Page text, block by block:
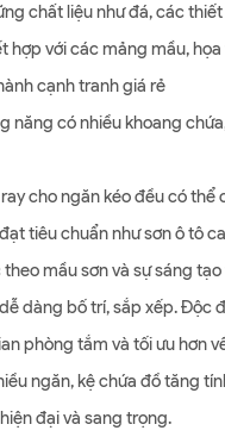
chất liệu như đá, các
hợp với các mảng mầu,
cạnh tranh giá rẻ
năng có nhiều khoang
cho ngăn kéo đều có thể
tiêu chuẩn như sơn ô tô
mầu sơn và sự sáng
dàng bố trí, sắp xếp.
phòng tắm và tối ưu hơn
ngăn, kệ chứa đồ tăng
đại và sang trọng.